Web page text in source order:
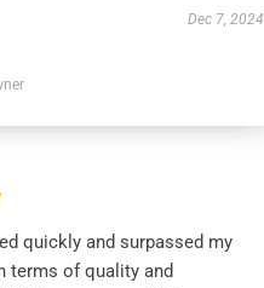
Dec 7, 2024
quickly and surpassed my
terms of quality and